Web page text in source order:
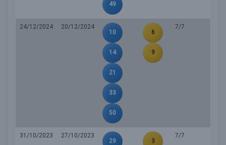
49
24/12/2024
20/12/2024
10
14
21
33
50
6
9
7/7
31/10/2023
27/10/2023
29
3
7/7